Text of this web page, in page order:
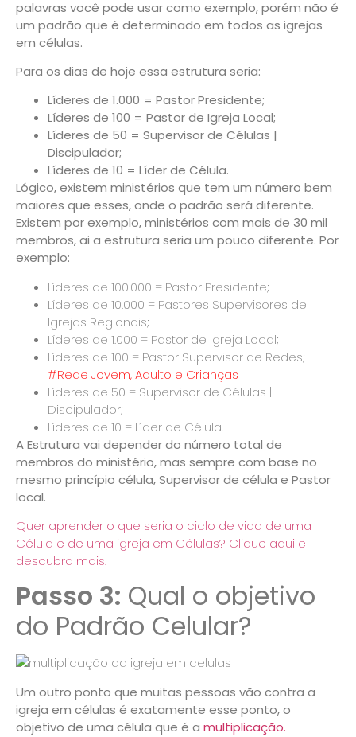
palavras você pode usar como exemplo, porém não é
um padrão que é determinado em todos as igrejas
em células.
Para os dias de hoje essa estrutura seria:
Líderes de 1.000 = Pastor Presidente;
Líderes de 100 = Pastor de Igreja Local;
Líderes de 50 = Supervisor de Células |
Discipulador;
Líderes de 10 = Líder de Célula.
Lógico, existem ministérios que tem um número bem
maiores que esses, onde o padrão será diferente.
Existem por exemplo, ministérios com mais de 30 mil
membros, ai a estrutura seria um pouco diferente. Por
exemplo:
Líderes de 100.000 = Pastor Presidente;
Líderes de 10.000 = Pastores Supervisores de
Igrejas Regionais;
Líderes de 1.000 = Pastor de Igreja Local;
Líderes de 100 = Pastor Supervisor de Redes;
#Rede Jovem, Adulto e Crianças
Líderes de 50 = Supervisor de Células |
Discipulador;
Líderes de 10 = Líder de Célula.
A Estrutura vai depender do número total de
membros do ministério, mas sempre com base no
mesmo princípio célula, Supervisor de célula e Pastor
local.
Quer aprender o que seria o ciclo de vida de uma
Célula e de uma igreja em Células? Clique aqui e
descubra mais.
Passo 3: Qual o objetivo
do Padrão Celular?
Um outro ponto que muitas pessoas vão contra a
igreja em células é exatamente esse ponto, o
objetivo de uma célula que é a multiplicação.